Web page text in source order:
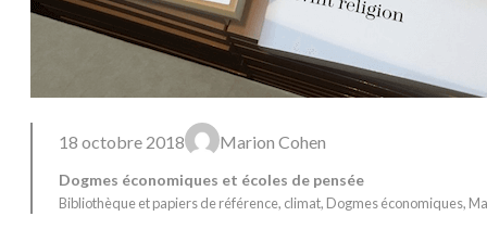
18 octobre 2018 Marion Cohen
Dogmes économiques et écoles de pensée
Bibliothèque et papiers de référence, climat, Dogmes économiques,